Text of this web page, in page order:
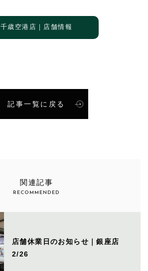
千歳空港店｜店舗情報
記事一覧に戻る
関連記事
RECOMMENDED
店舗休業日のお知らせ｜銀座店
2/26